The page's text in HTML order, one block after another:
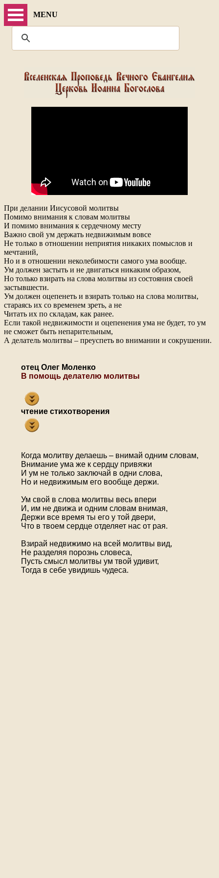
MENU
При делании Иисусовой молитвы
Помимо внимания к словам молитвы
И помимо внимания к сердечному месту
Важно свой ум держать недвижимым вовсе
Не только в отношении неприятия никаких помыслов и
мечтаний,
Но и в отношении неколебимости самого ума вообще.
Ум должен застыть и не двигаться никаким образом,
Но только взирать на слова молитвы из состояния своей
застывшести.
Ум должен оцепенеть и взирать только на слова молитвы,
стараясь их со временем зреть, а не
Читать их по складам, как ранее.
Если такой недвижимости и оцепенения ума не будет, то ум
не сможет быть непарительным,
А делатель молитвы – преуспеть во внимании и сокрушении.
отец Олег Моленко
В помощь делателю молитвы
чтение стихотворения
Когда молитву делаешь – внимай одним словам,
Внимание ума же к сердцу привяжи
И ум не только заключай в одни слова,
Но и недвижимым его вообще держи.
Ум свой в слова молитвы весь впери
И, им не движа и одним словам внимая,
Держи все время ты его у той двери,
Что в твоем сердце отделяет нас от рая.
Взирай недвижимо на всей молитвы вид,
Не разделяя порознь словеса,
Пусть смысл молитвы ум твой удивит,
Тогда в себе увидишь чудеса.